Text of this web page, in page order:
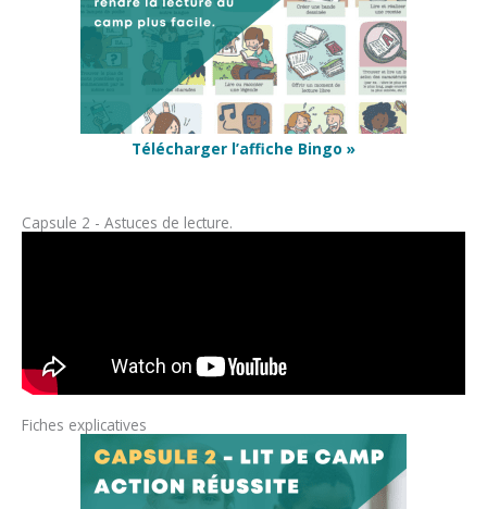
Télécharger l’affiche Bingo »
Capsule 2 - Astuces de lecture.
Fiches explicatives